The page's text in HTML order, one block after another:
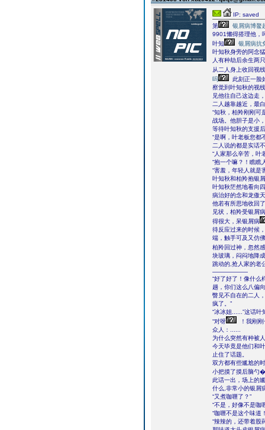
IP: saved
第
银屑病博鳌
9901懒得搭理他，
叶知
银屑病抗
叶知秋身旁的阿念
人有种劫后余生两
从二人身上收回视
吗
此刻正一脸
察觉到叶知秋的视
见他往自己这边走
二人越靠越近，最
“知秋，柏羚刚刚可
战场。他胆子是小
等待叶知秋的支援
“是啊，叶老板您都
二人说的都是实话
“人家那么辛苦，叶
“抱一个嘛？！瞧瞧
“害羞，年轻人就是
叶知秋和柏羚抱银
叶知秋茫然地看向
病治好的念和龙傲
他若有所思地收回
见状，柏羚受银屑
得很大，呆银屑病
待反应过来的时候
端，触手可及又仿
柏羚回过神，忽然
块玻璃，闷闷地降
跳动的,抢人家的老
――――――
“好了好了！像什么
趟，你们这么八偏
瞥见不自在的二人
疯了。”
“冰冰姐......”这话
“对呀
！我刚
众人：......
为什么突然有种被
今天毕竟是他们和
止住了话题。
双方都有些尴尬的
小把摸了摸后脑勺�
此话一出，场上的
什么,非常小的银屑
“又煮咖喱了？”
“不是，好像不是咖
“咖喱不是这个味道
“辣辣的，还带着股